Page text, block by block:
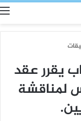
يقرر عقد
لمناقشة